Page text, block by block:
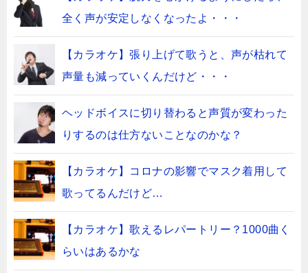
全く声が安定しなくなったよ・・・
【カラオケ】張り上げて歌うと、声が枯れて
声量も減っていくんだけど・・・
ヘッドボイスに切り替わると声質が変わった
りするのは仕方ないことなのかな？
【カラオケ】コロナの影響でマスク着用して
歌ってるんだけど…
【カラオケ】歌えるレパートリー？1000曲く
らいはあるかな